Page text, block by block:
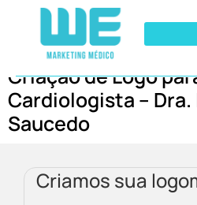
Criação de Logo
Cardiologista –
Saucedo
Criamos sua